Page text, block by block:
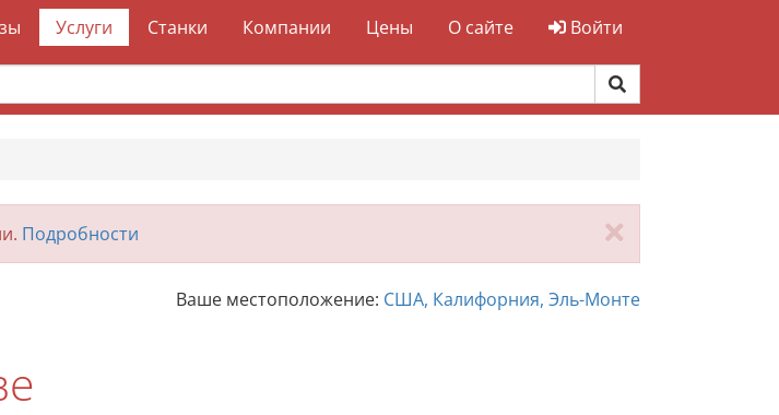
Услуги Станки Компании Цены О сайте Войти
Подробности
Ваше местоположение: США, Калифорния, Эль-Монте